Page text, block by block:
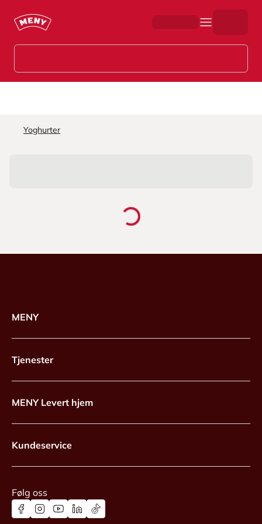
Yoghurter
MENY
Tjenester
MENY Levert hjem
Kundeservice
Følg oss